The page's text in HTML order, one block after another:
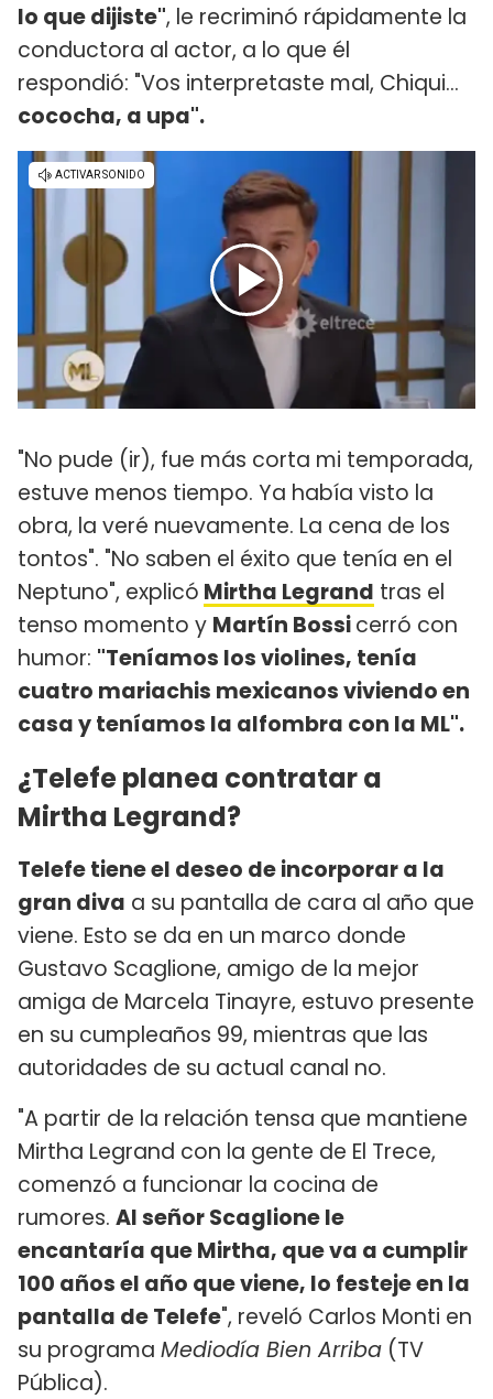
lo que dijiste", le recriminó rápidamente la
conductora al actor, a lo que él
respondió: "Vos interpretaste mal, Chiqui...
cococha, a upa".
"No pude (ir), fue más corta mi temporada,
estuve menos tiempo. Ya había visto la
obra, la veré nuevamente. La cena de los
tontos". "No saben el éxito que tenía en el
Neptuno", explicó Mirtha Legrand tras el
tenso momento y Martín Bossicerró con
humor: "Teníamos los violines, tenía
cuatro mariachis mexicanos viviendo en
casa y teníamos la alfombra con la ML".
¿Telefe planea contratar a
Mirtha Legrand?
Telefe tiene el deseo de incorporar a la
gran diva a su pantalla de cara al año que
viene. Esto se da en un marco donde
Gustavo Scaglione, amigo de la mejor
amiga de Marcela Tinayre, estuvo presente
en su cumpleaños 99, mientras que las
autoridades de su actual canal no.
"A partir de la relación tensa que mantiene
Mirtha Legrand con la gente de El Trece,
comenzó a funcionar la cocina de
rumores. Al señor Scaglione le
encantaría que Mirtha, que va a cumplir
100 años el año que viene, lo festeje en la
pantalla de Telefe", reveló Carlos Monti en
su programa Mediodía Bien Arriba (TV
Pública).